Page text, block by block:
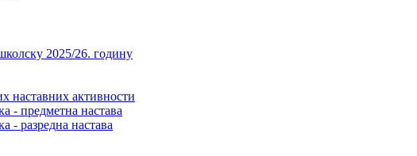
2025/26. годину
наставних активности
- предметна настава
- разредна настава